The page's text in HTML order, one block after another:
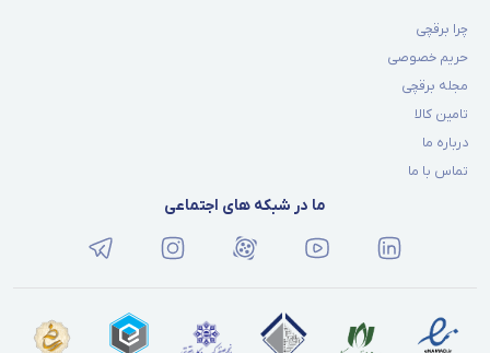
چرا برقچی
حریم خصوصی
مجله برقچی
تامین کالا
درباره ما
تماس با ما
ما در شبکه های اجتماعی